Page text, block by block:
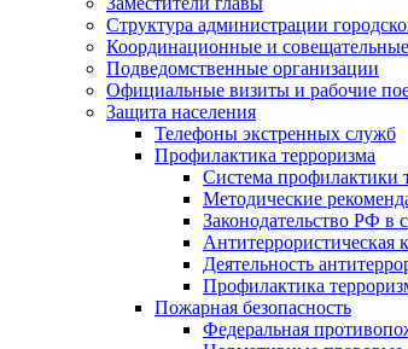
Структура администрации
Координационные и
Подведомственные организации
Официальные визиты и рабочие
Защита населения
Телефоны экстренных служб
Профилактика терроризма
Система профилактики
Методические
Законодательство РФ в
Антитеррористическая
Деятельность
Профилактика
Пожарная безопасность
Федеральная